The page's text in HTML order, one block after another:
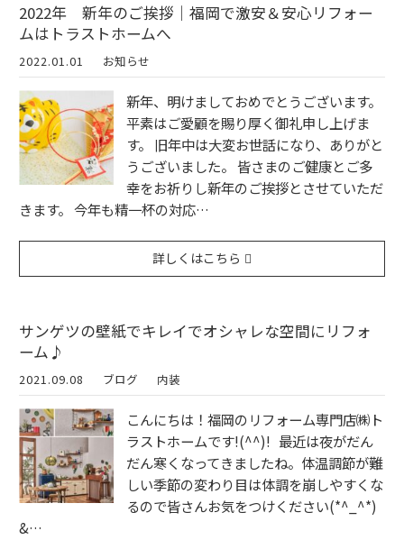
2022年 新年のご挨拶｜福岡で激安＆安心リフォー
ムはトラストホームへ
2022.01.01 お知らせ
新年、明けましておめでとうございます。
平素はご愛顧を賜り厚く御礼申し上げま
す。 旧年中は大変お世話になり、ありがと
うございました。 皆さまのご健康とご多
幸をお祈りし新年のご挨拶とさせていただ
きます。 今年も精一杯の対応…
詳しくはこちら
サンゲツの壁紙でキレイでオシャレな空間にリフォ
ーム♪
2021.09.08 ブログ 内装
こんにちは！福岡のリフォーム専門店㈱ト
ラストホームです!(^^)! 最近は夜がだん
だん寒くなってきましたね。体温調節が難
しい季節の変わり目は体調を崩しやすくな
るので皆さんお気をつけください(*^_^*)
&…